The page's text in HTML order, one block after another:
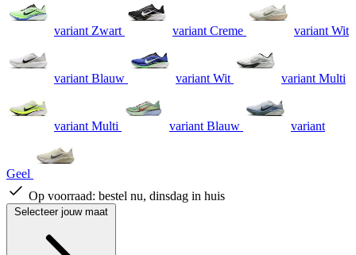
variant Zwart variant Creme variant Wit
variant Blauw variant Wit variant Multi
variant Multi variant Blauw variant
Geel
Op voorraad: bestel nu, dinsdag in huis
Selecteer jouw maat